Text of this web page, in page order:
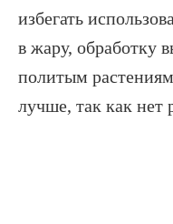
избегать
в жару, обработку
политым
лучше, так как нет